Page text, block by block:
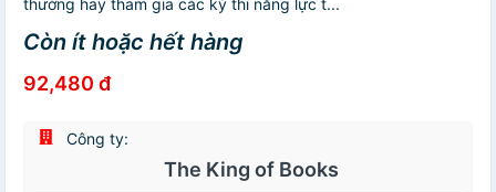
thường hay tham gia các kỳ thi năng lực t...
Còn ít hoặc hết hàng
92,480 đ
Công ty:
The King of Books